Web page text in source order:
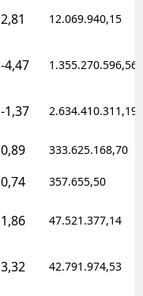
2,81 12.069.940,15
-4,47 1.355.270.596,56
-1,37 2.634.410.311,19
0,89 333.625.168,70
0,74 357.655,50
1,86 47.521.377,14
3,32 42.791.974,53